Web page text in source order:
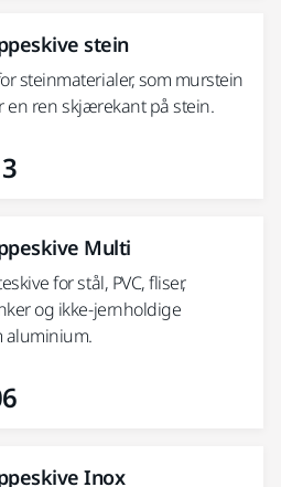
stein
steinmaterialer, som murstein
en ren skjærekant på stein.
Multi
for stål, PVC, fliser,
og ikke-jernholdige
aluminium.
Inox